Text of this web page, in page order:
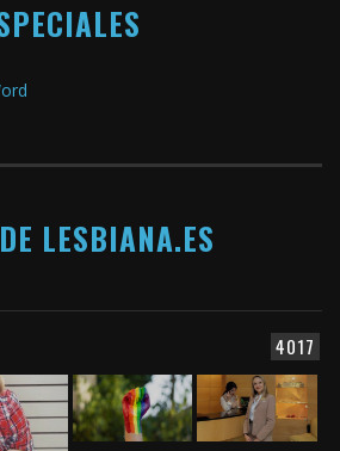
LESBIANA.ES
4017